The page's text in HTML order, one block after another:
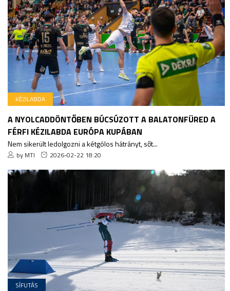
KÉZILABDA
A NYOLCADDÖNTŐBEN BÚCSÚZOTT A BALATONFÜRED A
FÉRFI KÉZILABDA EURÓPA KUPÁBAN
Nem sikerült ledolgozni a kétgólos hátrányt, sőt...
by MTI 2026-02-22 18:20
SÍFUTÁS